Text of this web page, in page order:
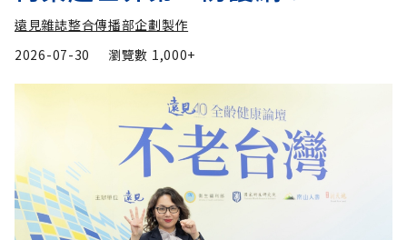
遠見雜誌整合傳播部企劃製作
2026-07-30
瀏覽數 1,000+